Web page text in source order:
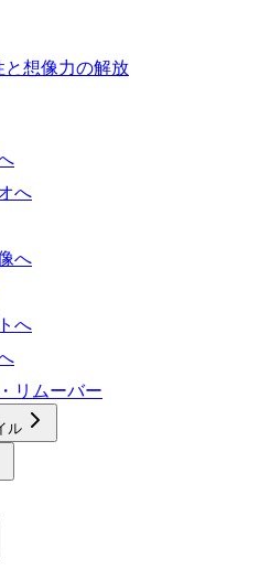
と想像力の解放
へ
へ
へ
リムーバー
ル